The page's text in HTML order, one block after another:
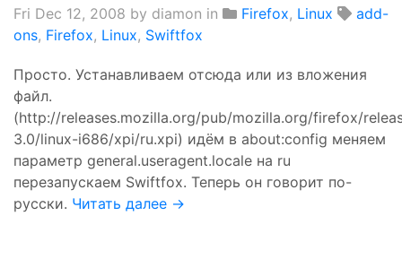
Fri Dec 12, 2008 by diamon in Firefox, Linux
add-
ons, Firefox, Linux, Swiftfox
Просто. Устанавливаем отсюда или из вложения
файл.
(http://releases.mozilla.org/pub/mozilla.org/firefox/
3.0/linux-i686/xpi/ru.xpi) идём в about:config меняем
параметр general.useragent.locale на ru
перезапускаем Swiftfox. Теперь он говорит по-
русски. Читать далее →